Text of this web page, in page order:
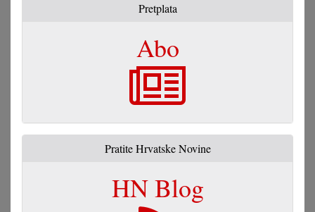
Pretplata
Abo
Pratite Hrvatske Novine
HN Blog